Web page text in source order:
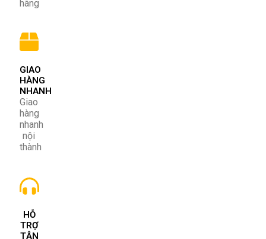
hãng
GIAO
HÀNG
NHANH
Giao
hàng
nhanh
nội
thành
HỖ
TRỢ
TẬN